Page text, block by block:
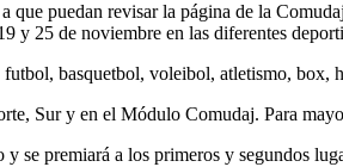
que puedan revisar la página de la
y 25 de noviembre en las diferentes
basquetbol, voleibol, atletismo,
Sur y en el Módulo Comudaj. Para
se premiará a los primeros y segundos